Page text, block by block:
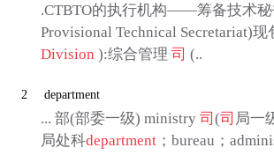
.CTBTO的执行机构——筹备技术秘
Provisional Technical Secretariat)现
Division ):综合管理 司 (..
2 department
... 部(部委一级) ministry 司 (司 局一
局处科department；bureau；